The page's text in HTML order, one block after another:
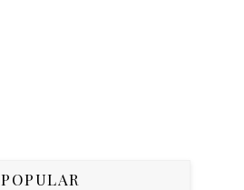
POPULAR